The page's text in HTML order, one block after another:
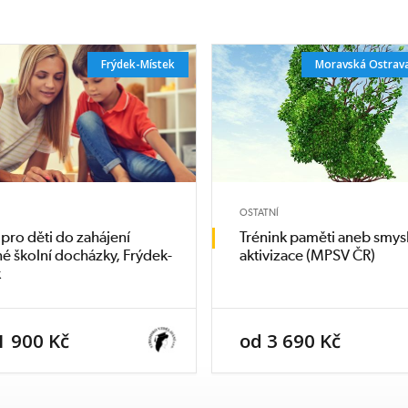
aktivity a
Frýdek-Místek
děti do zahájení
školní docházky, Frýdek-
900 Kč
Moravská
OSTATNÍ
Trénink paměti aneb
aktivizace (MPSV ČR)
od 3 690 Kč